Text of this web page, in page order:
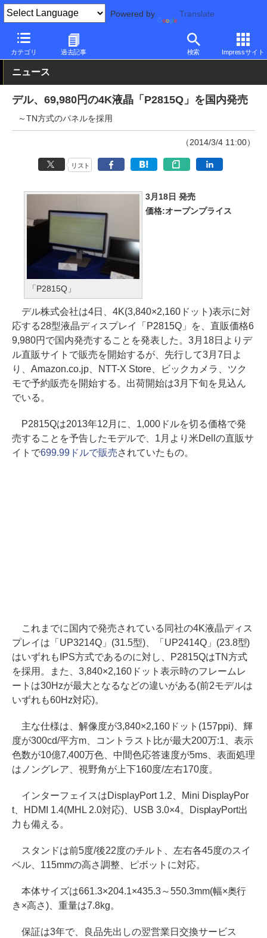
Powered by Translate
カテゴリ 過去記事 検索 Impressサイト
PC Watch 半導体/周辺機器
ニュース
デル、69,980円の4K液晶「P2815Q」を国内発売
～TN方式のパネルを採用
（2014/3/4 11:00）
リスト
「P2815Q」
3月18日 発売
価格:オープンプライス
デル株式会社は4日、4K(3,840×2,160ドット)表示に対
応する28型液晶ディスプレイ「P2815Q」を、直販価格6
9,980円で国内発売することを発表した。3月18日よりデ
ル直販サイトで販売を開始するが、先行して3月7日よ
り、Amazon.co.jp、NTT-X Store、ビックカメラ、ツク
モで予約販売を開始する。出荷開始は3月下旬を見込ん
でいる。
P2815Qは2013年12月に、1,000ドルを切る価格で発
売することを予告したモデルで、1月より米Dellの直販サ
イトで699.99ドルで販売されていたもの。
これまでに国内で発売されている同社の4K液晶ディス
プレイは「UP3214Q」(31.5型)、「UP2414Q」(23.8型)
はいずれもIPS方式であるのに対し、P2815QはTN方式
を採用。また、3,840×2,160ドット表示時のフレームレ
ートは30Hzが最大となるなどの違いがある(前2モデルは
いずれも60Hz対応)。
主な仕様は、解像度が3,840×2,160ドット(157ppi)、輝
度が300cd/平方m、コントラスト比が最大200万:1、表示
色数が10億7,400万色、中間色応答速度が5ms、表面処理
はノングレア、視野角が上下160度/左右170度。
インターフェイスはDisplayPort 1.2、Mini DisplayPor
t、HDMI 1.4(MHL 2.0対応)、USB 3.0×4。DisplayPort出
力も備える。
スタンドは前5度/後22度のチルト、左右各45度のスイ
ベル、115mmの高さ調整、ピボットに対応。
本体サイズは661.3×204.1×435.3～550.3mm(幅×奥行
き×高さ)、重量は7.8kg。
保証は3年で、良品先出しの翌営業日交換サービス